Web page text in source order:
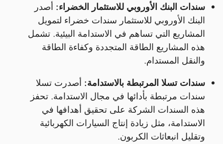
سندات البنك الأوروبي للاستثمار الخضراء: أصدر
البنك الأوروبي للاستثمار سندات خضراء لتمويل
المشاريع التي تساهم في الاستدامة البيئية. تشمل
هذه المشاريع الطاقة المتجددة وكفاءة الطاقة
والنقل المستدام.
سندات تسلا المرتبطة بالاستدامة: أصدرت تسلا
سندات مرتبطة بأدائها في مجال الاستدامة. تحفز
هذه السندات الشركة على تحقيق أهدافها في
الاستدامة، مثل زيادة إنتاج السيارات الكهربائية
وتقليل انبعاثات الكربون.